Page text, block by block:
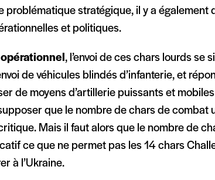
problématique stratégique, il y a également
et politiques.
, l’envoi de ces chars lourds se
de véhicules blindés d’infanterie, et
de moyens d’artillerie puissants et
que le nombre de chars de combat
Mais il faut alors que le nombre de
ce que ne permet pas les 14 chars
à l’Ukraine.